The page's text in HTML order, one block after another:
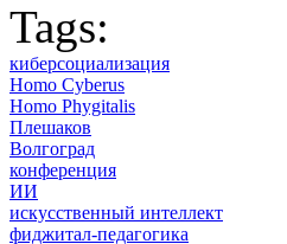
Tags:
киберсоциализация
Homo Cyberus
Homo Phygitalis
Плешаков
Волгоград
конференция
ИИ
искусственный интеллект
фиджитал-педагогика